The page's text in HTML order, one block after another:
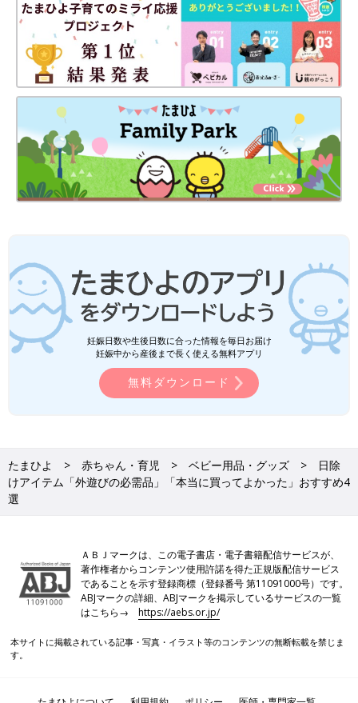
妊娠日数や生後日数に合った情報を毎日お届け
妊娠中から産後まで長く使える無料アプリ
無料ダウンロード
たまひよ 赤ちゃん・育児 ベビー用品・グッズ
日除
けアイテム「外遊びの必需品」「本当に買ってよかった」おすすめ4
選
ＡＢＪマークは、この電子書店・電子書籍配信サービスが、
著作権者からコンテンツ使用許諾を得た正規版配信サービス
であることを示す登録商標（登録番号 第11091000号）です。
ABJマークの詳細、ABJマークを掲示しているサービスの一覧
はこちら→https://aebs.or.jp/
本サイトに掲載されている記事・写真・イラスト等のコンテンツの無断転載を禁じま
す。